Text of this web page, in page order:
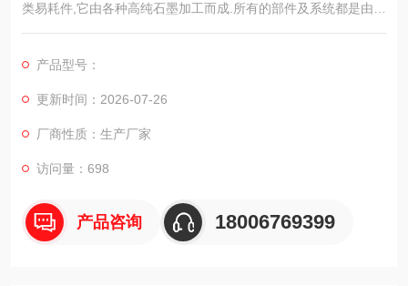
类易耗件,它由各种高纯石墨加工而成.所有的部件及系统都是由等
静压石墨制造的，高纯模压石墨也是可以根据您订单要求。
产品型号：
更新时间：2026-07-26
厂商性质：生产厂家
访问量：698
产品咨询 18006769399